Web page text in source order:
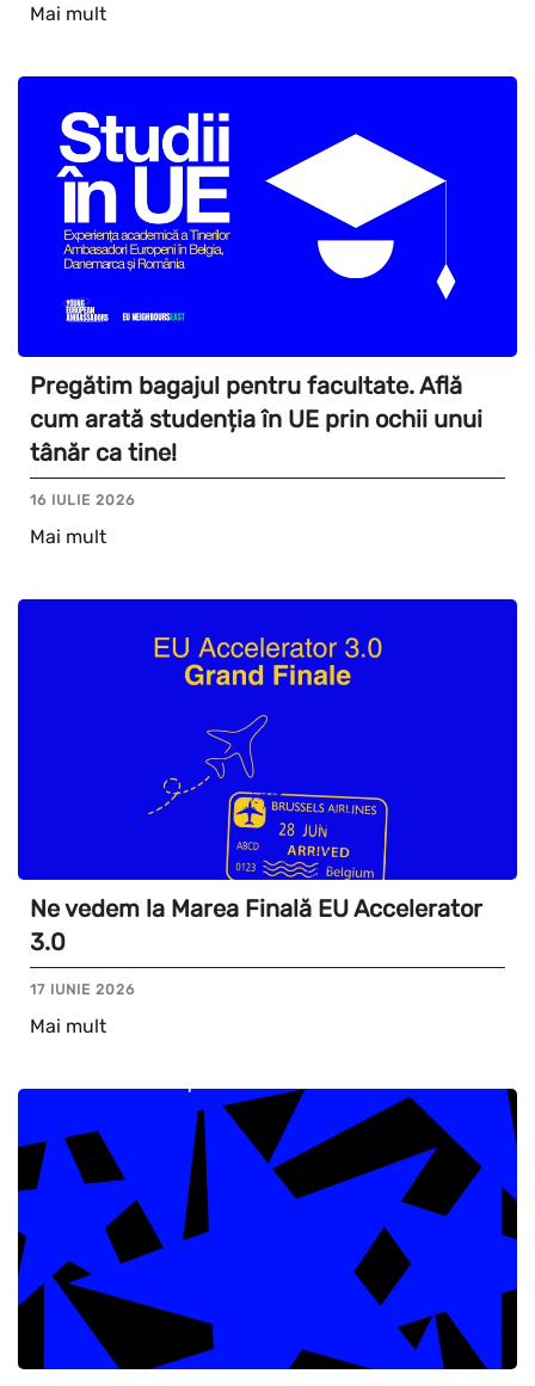
Mai mult
Pregătim bagajul pentru facultate. Află
cum arată studenția în UE prin ochii unui
tânăr ca tine!
16 IULIE 2026
Mai mult
Ne vedem la Marea Finală EU Accelerator
3.0
17 IUNIE 2026
Mai mult